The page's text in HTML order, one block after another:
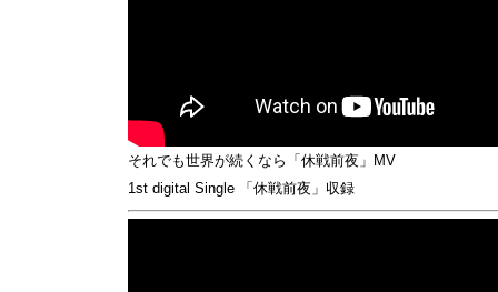
それでも世界が続くなら「休戦前夜」MV
1st digital Single 「休戦前夜」収録